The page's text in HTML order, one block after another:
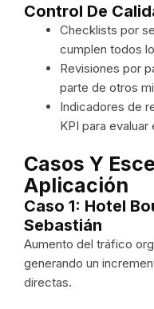
Control De
Checklists por
cumplen todos
Revisiones por
parte de otros
Indicadores de
KPI para
Casos Y
Aplicación
Caso 1: Hotel
Sebastián
Aumento del tráfico
generando un
directas.